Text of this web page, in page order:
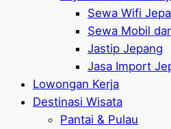
Sewa Wifi
Sewa Mobil
Jastip Jepang
Jasa Import
Lowongan Kerja
Destinasi Wisata
Pantai & Pulau